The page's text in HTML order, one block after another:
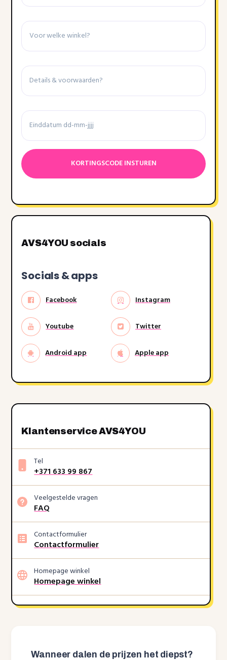
Winkel
Details
voorwaarden
Einddatum
dash
MM
dash
AVS4YOU socials
Socials & apps
Facebook Instagram
Youtube Twitter
Android app Apple app
Klantenservice AVS4YOU
Tel
+371 633 99 867
Veelgestelde vragen
FAQ
Contactformulier
Contactformulier
Homepage winkel
Homepage winkel
Wanneer dalen de prijzen het diepst?